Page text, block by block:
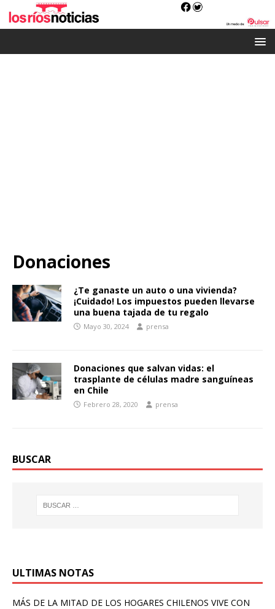
Donaciones
¿Te ganaste un auto o una vivienda?
¡Cuidado! Los impuestos pueden llevarse
una buena tajada de tu regalo
Mayo 30, 2024 prensa
Donaciones que salvan vidas: el
trasplante de células madre sanguíneas
en Chile
Febrero 28, 2020 prensa
BUSCAR
ULTIMAS NOTAS
MÁS DE LA MITAD DE LOS HOGARES CHILENOS VIVE CON